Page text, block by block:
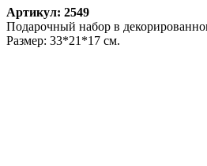
Артикул: 2549
Подарочный набор в
Размер: 33*21*17 см.